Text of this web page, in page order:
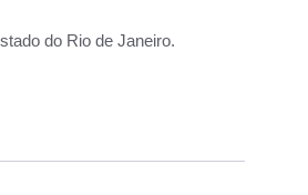
do Rio de Janeiro.